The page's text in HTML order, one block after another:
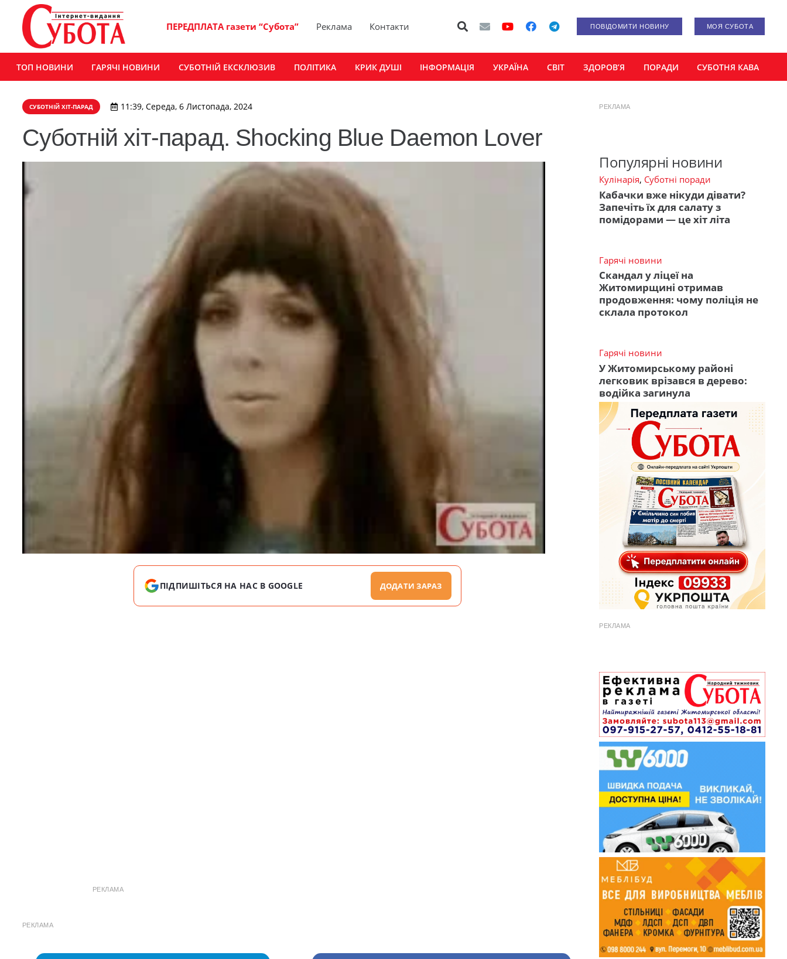
ПЕРЕДПЛАТА газети “Субота” Реклама Контакти ПОВІДОМИТИ НОВИНУ МОЯ СУБОТА
ТОП НОВИНИ ГАРЯЧІ НОВИНИ СУБОТНІЙ ЕКСКЛЮЗИВ ПОЛІТИКА КРИК ДУШІ ІНФОРМАЦІЯ УКРАЇНА СВІТ ЗДОРОВ’Я ПОРАДИ СУБОТНЯ КАВА
СУБОТНІЙ ХІТ-ПАРАД 11:39, Середа, 6 Листопада, 2024
Суботній хіт-парад. Shocking Blue Daemon Lover
ПІДПИШІТЬСЯ НА НАС В GOOGLE ДОДАТИ ЗАРАЗ
РЕКЛАМА
РЕКЛАМА
РЕКЛАМА
Популярні новини
Кулінарія, Суботні поради
Кабачки вже нікуди дівати?
Запечіть їх для салату з
помідорами — це хіт літа
Гарячі новини
Скандал у ліцеї на
Житомирщині отримав
продовження: чому поліція не
склала протокол
Гарячі новини
У Житомирському районі
легковик врізався в дерево:
водійка загинула
РЕКЛАМА